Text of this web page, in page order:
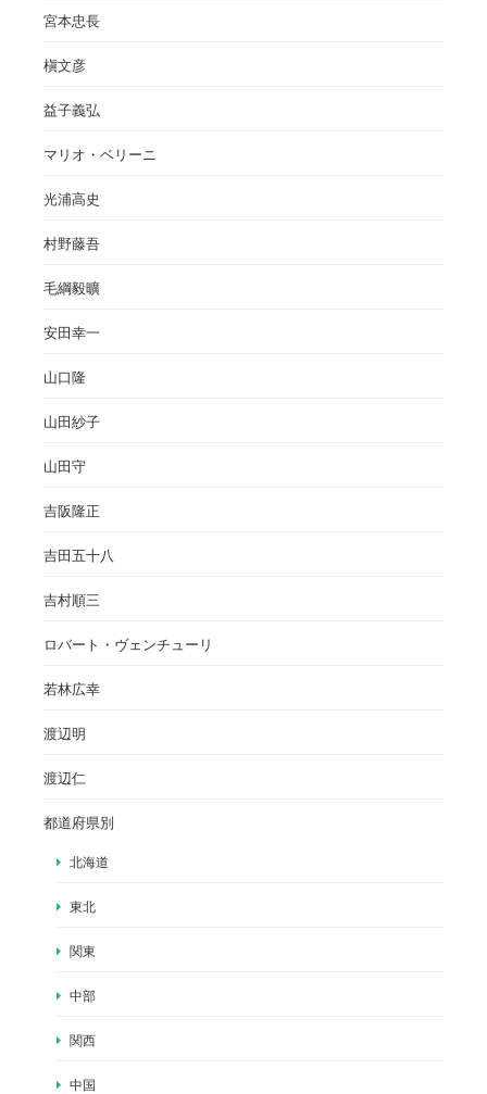
宮本忠長
槇文彦
益子義弘
マリオ・ベリーニ
光浦高史
村野藤吾
毛綱毅曠
安田幸一
山口隆
山田紗子
山田守
吉阪隆正
吉田五十八
吉村順三
ロバート・ヴェンチューリ
若林広幸
渡辺明
渡辺仁
都道府県別
北海道
東北
関東
中部
関西
中国